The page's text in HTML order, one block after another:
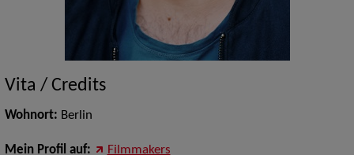
Vita / Credits
Wohnort: Berlin
Mein Profil auf: Filmmakers